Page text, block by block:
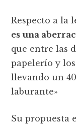
Respecto a la
es una
que entre las
papelerío y
llevando un
laburante»
Su propuesta